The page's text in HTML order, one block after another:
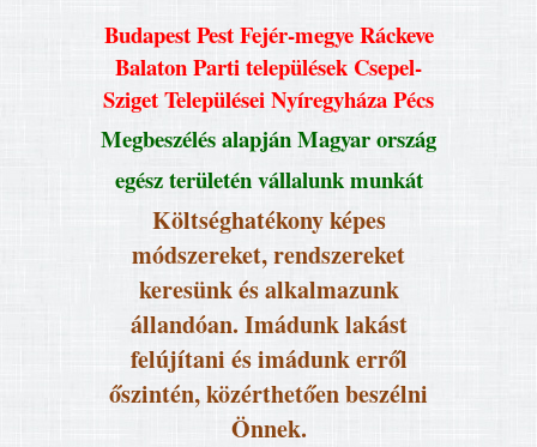
Budapest Pest Fejér-megye Ráckeve
Balaton Parti települések Csepel-
Sziget Települései Nyíregyháza Pécs
Megbeszélés alapján Magyar ország
egész területén vállalunk munkát
Költséghatékony képes
módszereket, rendszereket
keresünk és alkalmazunk
állandóan. Imádunk lakást
felújítani és imádunk erről
őszintén, közérthetően beszélni
Önnek.